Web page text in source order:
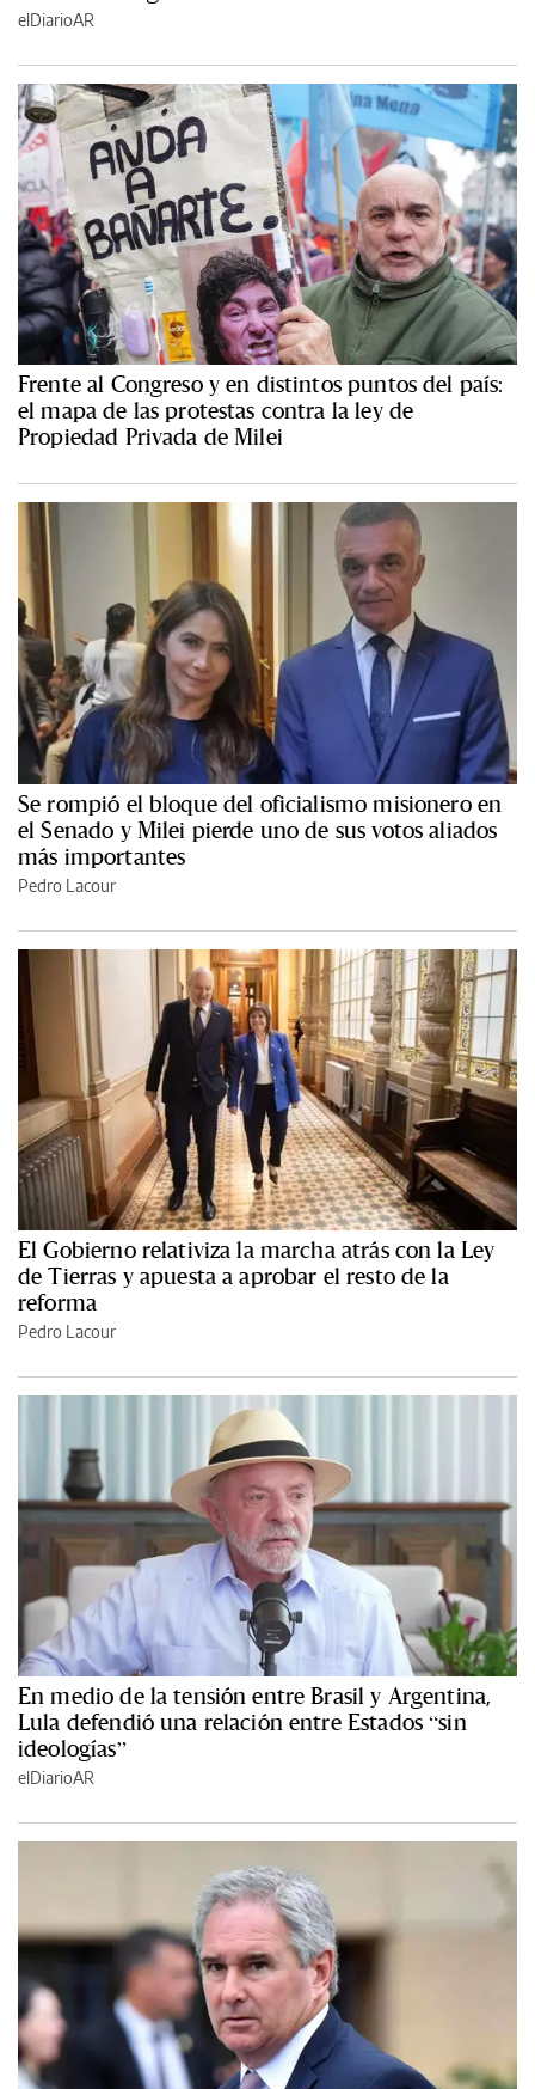
elDiarioAR
Frente al Congreso y en distintos puntos del país:
el mapa de las protestas contra la ley de
Propiedad Privada de Milei
Se rompió el bloque del oficialismo misionero en
el Senado y Milei pierde uno de sus votos aliados
más importantes
Pedro Lacour
El Gobierno relativiza la marcha atrás con la Ley
de Tierras y apuesta a aprobar el resto de la
reforma
Pedro Lacour
En medio de la tensión entre Brasil y Argentina,
Lula defendió una relación entre Estados “sin
ideologías”
elDiarioAR